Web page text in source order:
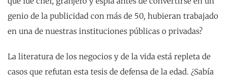
genio de la publicidad con más de 50, hubieran trabajado
en una de nuestras instituciones públicas o privadas?
La literatura de los negocios y de la vida está repleta de
casos que refutan esta tesis de defensa de la edad. ¿Sabía